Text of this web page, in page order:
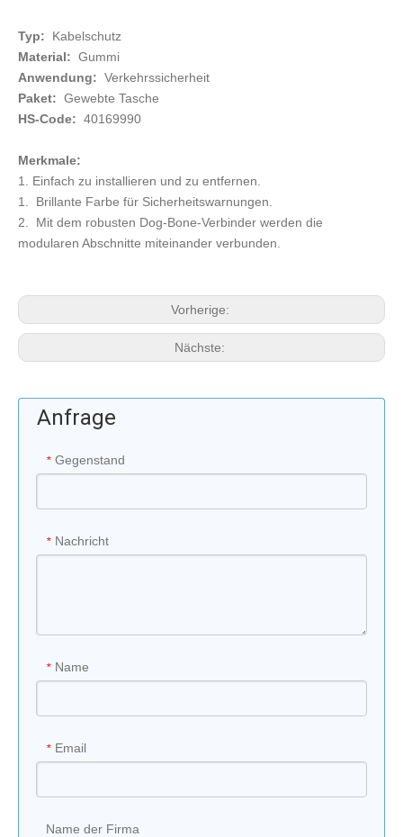
Typ: Kabelschutz
Material: Gummi
Anwendung: Verkehrssicherheit
Paket: Gewebte Tasche
HS-Code: 40169990
Merkmale:
1. Einfach zu installieren und zu entfernen.
1. Brillante Farbe für Sicherheitswarnungen.
2. Mit dem robusten Dog-Bone-Verbinder werden die
modularen Abschnitte miteinander verbunden.
Vorherige:
Nächste:
Anfrage
* Gegenstand
* Nachricht
* Name
* Email
Name der Firma